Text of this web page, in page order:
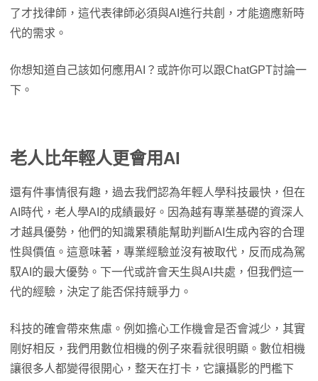
了才找律師，這代表律師必須與AI進行共創，才能適應新時
代的需求。
你想知道自己該如何應用AI？或許你可以跟ChatGPT討論一
下。
老人比年輕人更會用AI
還有件事情很有趣，過去我們認為年輕人學科技最快，但在
AI時代，老人學AI的成績最好。因為越有專業基礎的資深人
才越具優勢，他們的知識累積能幫助判斷AI生成內容的合理
性與價值。這意味著，專業經驗並沒有被取代，反而成為駕
馭AI的最大優勢。下一代或許會天生與AI共處，但我們這一
代的經驗，決定了能否保持競爭力。
科技的確會帶來焦慮。例如擔心工作機會是否會減少，其實
剛好相反，我們用數位相機的例子來看就很明顯。數位相機
讓很多人都變得很開心，整天在打卡，它讓攝影的門檻下